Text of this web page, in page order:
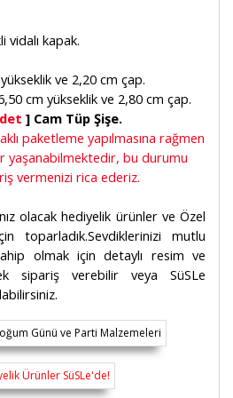
vidalı kapak.
ve 2,20 cm çap.
cm yükseklik ve 2,80 cm çap.
] Cam Tüp Şişe.
paketleme yapılmasına rağmen
yaşanabilmektedir, bu durumu
vermenizi rica ederiz.
olacak hediyelik ürünler ve Özel
toparladık.Sevdiklerinizi mutlu
olmak için detaylı resim ve
sipariş verebilir veya SüSLe